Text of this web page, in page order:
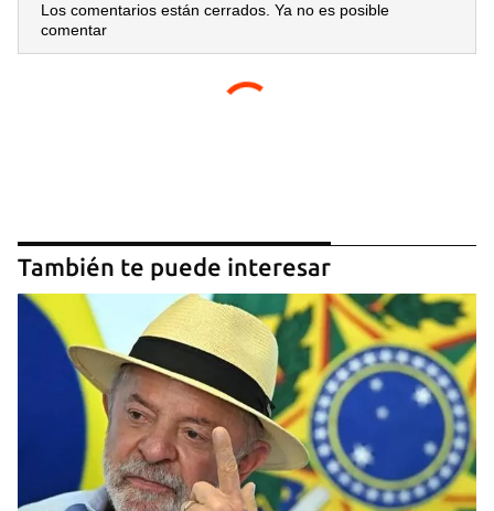
Los comentarios están cerrados. Ya no es posible
comentar
También te puede interesar